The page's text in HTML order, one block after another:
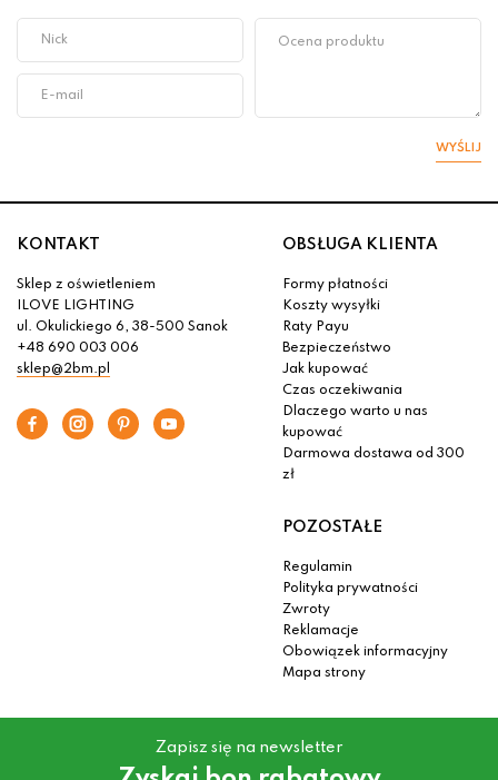
WYŚLIJ
KONTAKT
Sklep z oświetleniem
ILOVE LIGHTING
ul. Okulickiego 6, 38-500 Sanok
+48 690 003 006
sklep@2bm.pl
OBSŁUGA KLIENTA
Formy płatności
Koszty wysyłki
Raty Payu
Bezpieczeństwo
Jak kupować
Czas oczekiwania
Dlaczego warto u nas
kupować
Darmowa dostawa od 300
zł
POZOSTAŁE
Regulamin
Polityka prywatności
Zwroty
Reklamacje
Obowiązek informacyjny
Mapa strony
Zapisz się na newsletter